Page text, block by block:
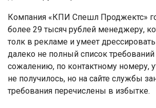
Компания «КПИ Спешл Проджектс»
более 29 тысяч рублей менеджеру,
толк в рекламе и умеет
далеко не полный список
сожалению, по контактному номеру,
не получилось, но на сайте службы
требования перечислены в избытке.